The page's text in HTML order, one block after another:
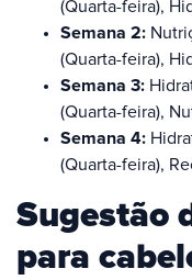
(Quarta-feira),
Semana 2:
(Quarta-feira),
Semana 3:
(Quarta-feira),
Semana 4:
(Quarta-feira),
Sugestão
para